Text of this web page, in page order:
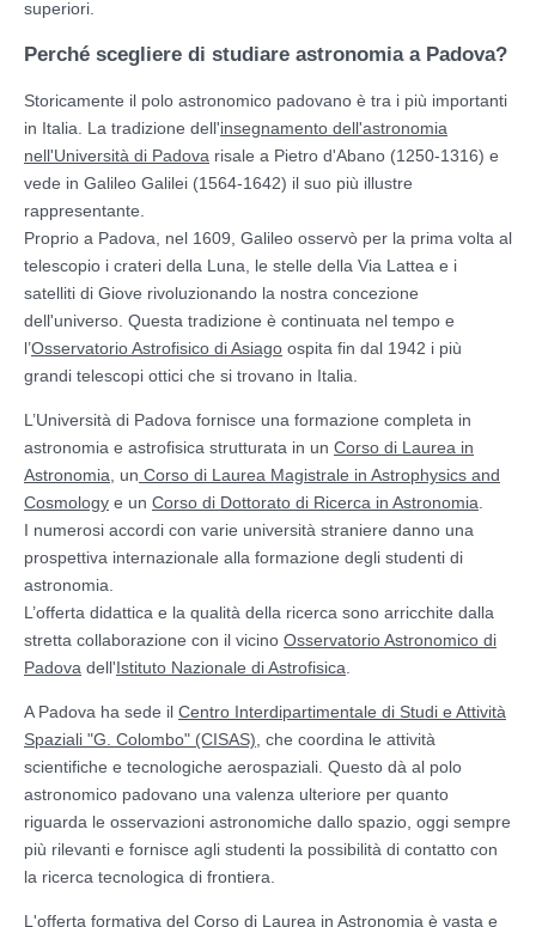
superiori.
Perché scegliere di studiare astronomia a Padova?
Storicamente il polo astronomico padovano è tra i più importanti
in Italia. La tradizione dell'insegnamento dell'astronomia
nell'Università di Padova risale a Pietro d'Abano (1250-1316) e
vede in Galileo Galilei (1564-1642) il suo più illustre
rappresentante.
Proprio a Padova, nel 1609, Galileo osservò per la prima volta al
telescopio i crateri della Luna, le stelle della Via Lattea e i
satelliti di Giove rivoluzionando la nostra concezione
dell'universo. Questa tradizione è continuata nel tempo e
l’Osservatorio Astrofisico di Asiago ospita fin dal 1942 i più
grandi telescopi ottici che si trovano in Italia.
L’Università di Padova fornisce una formazione completa in
astronomia e astrofisica strutturata in un Corso di Laurea in
Astronomia , un Corso di Laurea Magistrale in Astrophysics and
Cosmology e un Corso di Dottorato di Ricerca in Astronomia
I numerosi accordi con varie università straniere danno una
prospettiva internazionale alla formazione degli studenti di
astronomia.
L’offerta didattica e la qualità della ricerca sono arricchite dalla
stretta collaborazione con il vicino Osservatorio Astronomico di
Padova dell'Istituto Nazionale di Astrofisica
A Padova ha sede il Centro Interdipartimentale di Studi e Attività
Spaziali "G. Colombo" (CISAS) , che coordina le attività
scientifiche e tecnologiche aerospaziali. Questo dà al polo
astronomico padovano una valenza ulteriore per quanto
riguarda le osservazioni astronomiche dallo spazio, oggi sempre
più rilevanti e fornisce agli studenti la possibilità di contatto con
la ricerca tecnologica di frontiera.
L'offerta formativa del Corso di Laurea in Astronomia è vasta e